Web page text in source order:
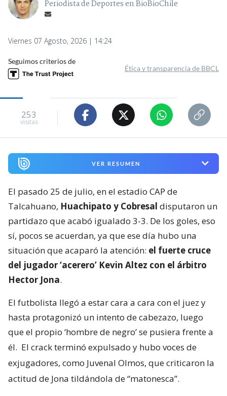
Periodista de Deportes en BioBioChile
Viernes 07 Agosto, 2026 | 14:24
Seguimos criterios de
Ética y transparencia de BBCL
253
visitas
VER RESUMEN
El pasado 25 de julio, en el estadio CAP de
Talcahuano, Huachipato y Cobresal disputaron un
partidazo que acabó igualado 3-3. De los goles, eso
sí, pocos se acuerdan, ya que ese día hubo una
situación que acaparó la atención: el fuerte cruce
del jugador ‘acerero’ Kevin Altez con el árbitro
Hector Jona.
El futbolista llegó a estar cara a cara con el juez y
hasta protagonizó un intento de cabezazo, luego
que el propio ‘hombre de negro’ se pusiera frente a
él. El crack terminó expulsado y hubo voces de
exjugadores, como Juvenal Olmos, que criticaron la
actitud de Jona tildándola de “matonesca”.